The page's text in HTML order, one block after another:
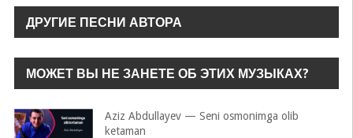
ДРУГИЕ ПЕСНИ АВТОРА
МОЖЕТ ВЫ НЕ ЗАНЕТЕ ОБ ЭТИХ МУЗЫКАХ?
Aziz Abdullayev — Seni osmonimga olib
ketaman